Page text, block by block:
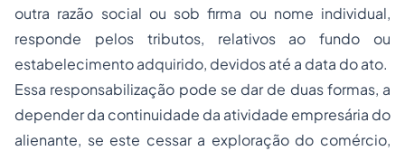
outra razão social ou sob firma ou nome individual,
responde pelos tributos, relativos ao fundo ou
estabelecimento adquirido, devidos até a data do ato.
Essa responsabilização pode se dar de duas formas, a
depender da continuidade da atividade empresária do
alienante, se este cessar a exploração do comércio,